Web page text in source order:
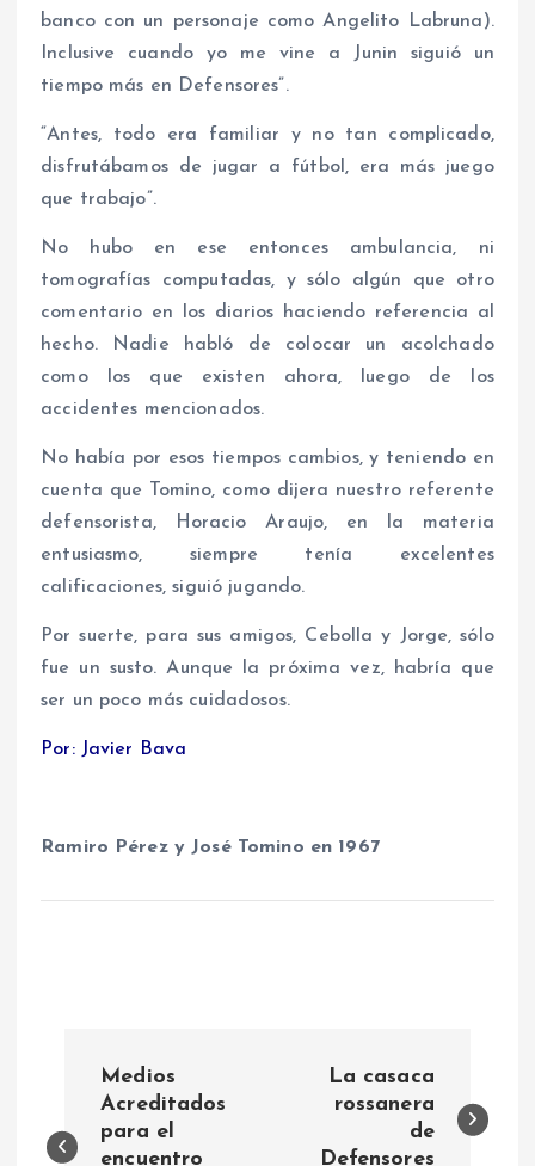
banco con un personaje como Angelito Labruna).
Inclusive cuando yo me vine a Junin siguió un
tiempo más en Defensores”.
“Antes, todo era familiar y no tan complicado,
disfrutábamos de jugar a fútbol, era más juego
que trabajo”.
No hubo en ese entonces ambulancia, ni
tomografías computadas, y sólo algún que otro
comentario en los diarios haciendo referencia al
hecho. Nadie habló de colocar un acolchado
como los que existen ahora, luego de los
accidentes mencionados.
No había por esos tiempos cambios, y teniendo en
cuenta que Tomino, como dijera nuestro referente
defensorista, Horacio Araujo, en la materia
entusiasmo, siempre tenía excelentes
calificaciones, siguió jugando.
Por suerte, para sus amigos, Cebolla y Jorge, sólo
fue un susto. Aunque la próxima vez, habría que
ser un poco más cuidadosos.
Por: Javier Bava
Ramiro Pérez y José Tomino en 1967
Medios
Acreditados
para el
encuentro
La casaca
rossanera
de
Defensores